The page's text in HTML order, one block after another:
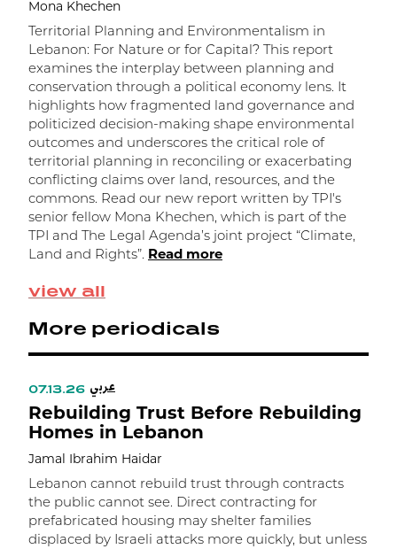
view all
Mona Khechen
Territorial Planning and Environmentalism in
Lebanon: For Nature or for Capital? This report
examines the interplay between planning and
conservation through a political economy lens. It
highlights how fragmented land governance and
politicized decision-making shape environmental
outcomes and underscores the critical role of
territorial planning in reconciling or exacerbating
conflicting claims over land, resources, and the
commons. Read our new report written by TPI's
senior fellow Mona Khechen, which is part of the
TPI and The Legal Agenda’s joint project “Climate,
Land and Rights”. Read more
More periodicals
07.13.26 عربي
Rebuilding Trust Before Rebuilding
Homes in Lebanon
Jamal Ibrahim Haidar
Lebanon cannot rebuild trust through contracts
the public cannot see. Direct contracting for
prefabricated housing may shelter families
displaced by Israeli attacks more quickly, but unless